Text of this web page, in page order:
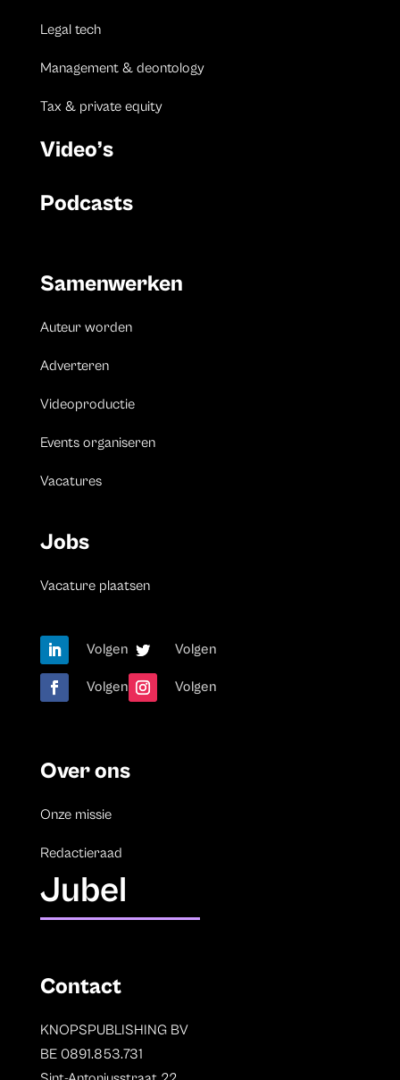
Legal tech
Management & deontology
Tax & private equity
Video’s
Podcasts
Samenwerken
Auteur worden
Adverteren
Videoproductie
Events organiseren
Vacatures
Jobs
Vacature plaatsen
Volgen Volgen
Volgen Volgen
Over ons
Onze missie
Redactieraad
Jubel
Contact
KNOPSPUBLISHING BV
BE 0891.853.731